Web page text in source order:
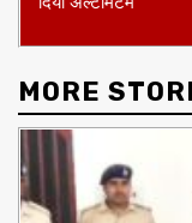
MORE